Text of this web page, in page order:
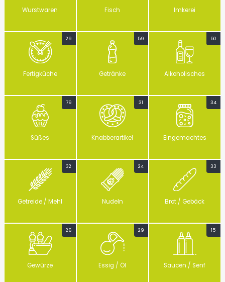
Wurstwaren Fisch Imkerei
29
Fertigküche
59
Getränke
50
Alkoholisches
79
Süßes
31
Knabberartikel
34
Eingemachtes
32
Getreide / Mehl
24
Nudeln
33
Brot / Gebäck
26
Gewürze
29
Essig / Öl
15
Saucen / Senf